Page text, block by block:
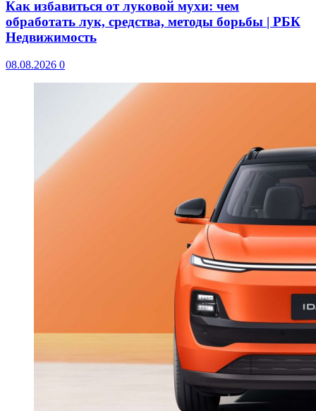
Как избавиться от луковой мухи: чем
обработать лук, средства, методы борьбы | РБК
Недвижимость
08.08.2026 0